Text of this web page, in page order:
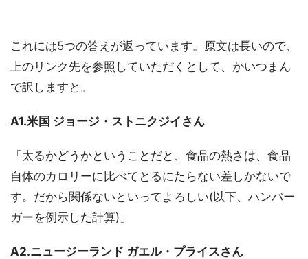
これには5つの答えが返っています。原文は長いので、
上のリンク先を参照していただくとして、かいつまん
で訳しますと。
A1.米国 ジョージ・ストニクジイさん
「太るかどうかということだと、食品の熱さは、食品
自体のカロリーに比べてとるにたらない差しかないで
す。だから関係ないといってよろしい(以下、ハンバー
ガーを例示した計算)」
A2.ニュージーランド ガエル・プライスさん